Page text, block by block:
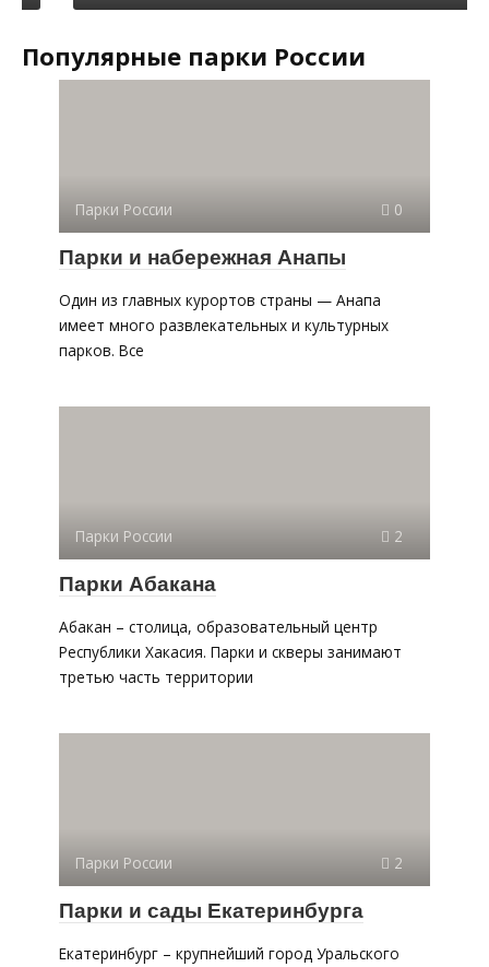
Популярные парки России
Парки России 0
Парки и набережная Анапы
Один из главных курортов страны — Анапа
имеет много развлекательных и культурных
парков. Все
Парки России 2
Парки Абакана
Абакан – столица, образовательный центр
Республики Хакасия. Парки и скверы занимают
третью часть территории
Парки России 2
Парки и сады Екатеринбурга
Екатеринбург – крупнейший город Уральского